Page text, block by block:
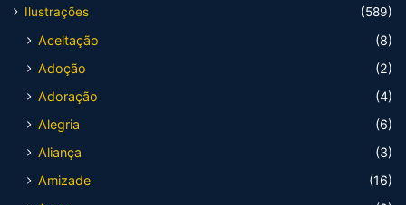
Ilustrações
(589)
Aceitação
(8)
Adoção
(2)
Adoração
(4)
Alegria
(6)
Aliança
(3)
Amizade
(16)